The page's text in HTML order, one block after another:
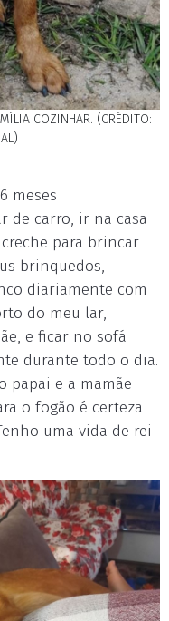
COZINHAR. (CRÉDITO:
meses
de carro, ir na casa
para brincar
brinquedos,
diariamente com
do meu lar,
e ficar no sofá
durante todo o dia.
papai e a mamãe
o fogão é certeza
uma vida de rei